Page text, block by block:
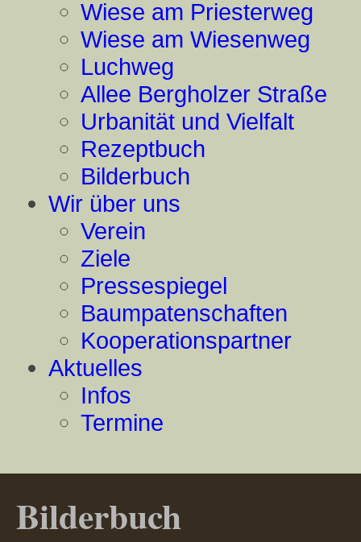
Wiese am Priesterweg
Wiese am Wiesenweg
Luchweg
Allee Bergholzer Straße
Urbanität und Vielfalt
Rezeptbuch
Bilderbuch
Wir über uns
Verein
Ziele
Pressespiegel
Baumpatenschaften
Kooperationspartner
Aktuelles
Infos
Termine
Bilderbuch